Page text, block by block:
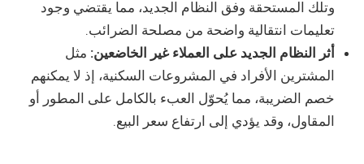
وتلك المستحقة وفق النظام الجديد، مما يقتضي وجود
تعليمات انتقالية واضحة من مصلحة الضرائب.
أثر النظام الجديد على العملاء غير الخاضعين: مثل
المشترين الأفراد في المشروعات السكنية، إذ لا يمكنهم
خصم الضريبة، مما يُحوّل العبء بالكامل على المطور أو
المقاول، وقد يؤدي إلى ارتفاع سعر البيع.